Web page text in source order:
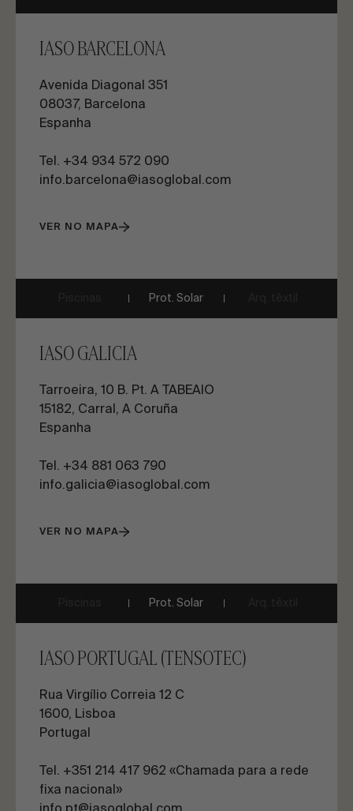
IASO BARCELONA
Avenida Diagonal 351
08037, Barcelona
Espanha
Tel. +34 934 572 090
info.barcelona@iasoglobal.com
VER NO MAPA
Prot. Solar
IASO GALICIA
Tarroeira, 10 B. Pt. A TABEAIO
15182, Carral, A Coruña
Espanha
Tel. +34 881 063 790
info.galicia@iasoglobal.com
VER NO MAPA
Prot. Solar
IASO PORTUGAL (TENSOTEC)
Rua Virgílio Correia 12 C
1600, Lisboa
Portugal
Tel. +351 214 417 962 «Chamada para a rede
fixa nacional»